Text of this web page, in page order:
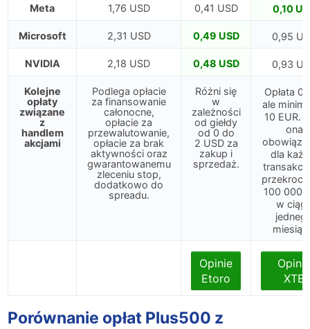
Meta 1,76 USD 0,41 USD 0,10
Microsoft 2,31 USD 0,49 USD 0,95
NVIDIA 2,18 USD 0,48 USD 0,93
Kolejne
opłaty
związane
z
handlem
akcjami
Podlega opłacie
za finansowanie
całonocne,
opłacie za
przewalutowanie,
opłacie za brak
aktywności oraz
gwarantowanemu
zleceniu stop,
dodatkowo do
spreadu.
Różni się
w
zależności
od giełdy
od 0 do
2 USD za
zakup i
sprzedaż.
Opłata
ale
10 EUR.
ona
dla
100 000
w
Opinie
Etoro
Opinie
XTB
Porównanie opłat Plus500 z